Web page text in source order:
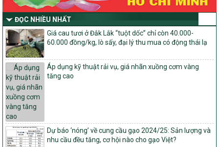
số và miền núi giai đoạn 2026-2030 thuộc phạm vi quản lý nhà
nước của Bộ Nông nghiệp và Môi trường
Quyết định số: 26/2026/QĐ-TTg
Quyết định ban hành Bộ tiêu chí và quy trình đánh giá, phân hạng
sản phẩm Mỗi xã một sản phẩm
số: 19/2026/QĐ-TTg
Quy định điều kiện, trình tự, thủ tục, hồ sơ xét, công nhận, công bố
và thu hồi quyết định công nhận xã đạt chuẩn nông thôn mới, xã
đạt nông thôn mới hiện đại và tỉnh, thành phố hoàn thành nhiệm
vụ xây dựng nông thôn mới giai đoạn 2026 – 2030
Quyết định số 16/2026/QĐ-TTg
Quy định nguyên tắc, tiêu chí, định mức phân bổ ngân sách trung
ương và tỉ lệ vốn đối ứng ngân sách của địa phương thực hiện
Chương trình mục tiêu quốc gia xây dựng nông thôn mới, giảm
ĐỌC NHIỀU NHẤT
Giá cau tươi ở Đắk Lắk “tuột dốc” chỉ còn 40.000-
60.000 đồng/kg, lò sấy, đại lý thu mua có động thái lạ
Áp dụng kỹ thuật rải vụ, giá nhãn xuồng cơm vàng
tăng cao
Dự báo ‘nóng’ về cung cầu gạo 2024/25: Sản lượng và
nhu cầu đều tăng, cơ hội nào cho gạo Việt?